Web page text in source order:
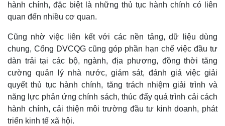
hành chính, đặc biệt là những thủ tục hành chính có liên
quan đến nhiều cơ quan.
Cũng nhờ việc liên kết với các nền tảng, dữ liệu dùng
chung, Cổng DVCQG cũng góp phần hạn chế việc đầu tư
dàn trải tại các bộ, ngành, địa phương, đồng thời tăng
cường quản lý nhà nước, giám sát, đánh giá việc giải
quyết thủ tục hành chính, tăng trách nhiệm giải trình và
năng lực phản ứng chính sách, thúc đẩy quá trình cải cách
hành chính, cải thiện môi trường đầu tư kinh doanh, phát
triển kinh tế xã hội.